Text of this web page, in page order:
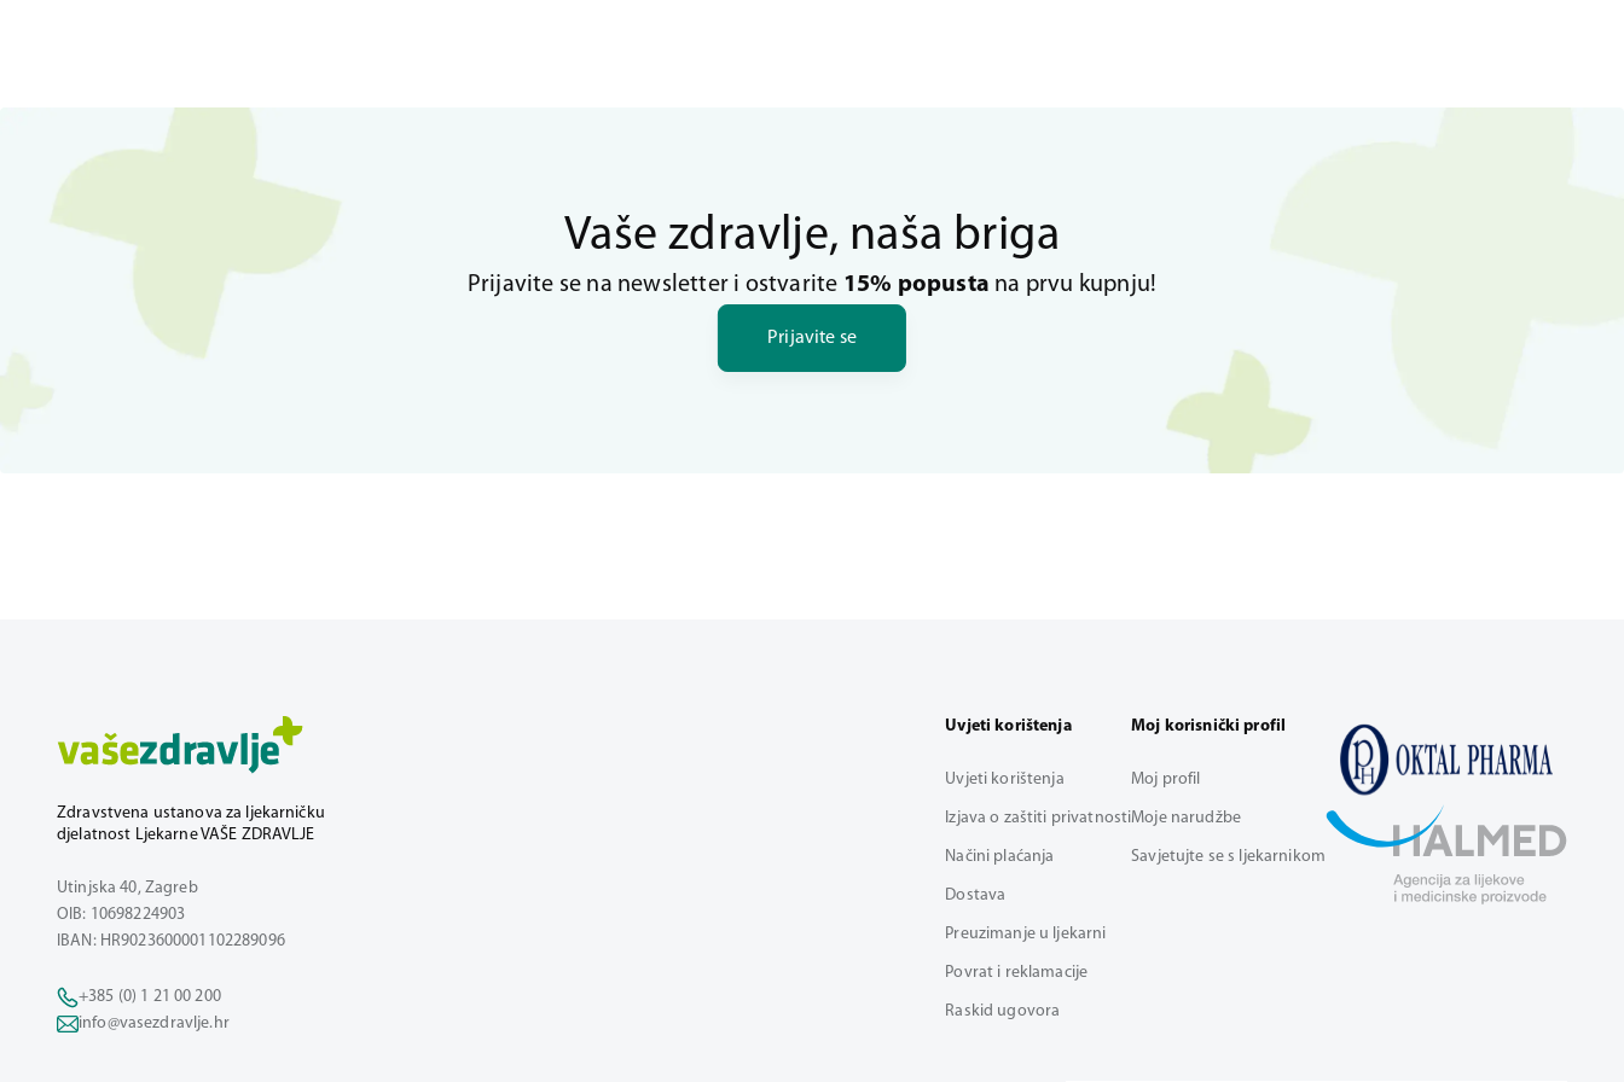
Vaše zdravlje, naša briga
Prijavite se na newsletter i ostvarite 15% popusta na prvu kupnju!
Prijavite se
Zdravstvena ustanova za ljekarničku
djelatnost Ljekarne VAŠE ZDRAVLJE
Utinjska 40, Zagreb
OIB: 10698224903
IBAN: HR9023600001102289096
+385 (0) 1 21 00 200
info@vasezdravlje.hr
Uvjeti korištenja
Uvjeti korištenja
Izjava o zaštiti privatnosti
Načini plaćanja
Dostava
Preuzimanje u ljekarni
Povrat i reklamacije
Raskid ugovora
Moj korisnički profil
Moj profil
Moje narudžbe
Savjetujte se s ljekarnikom